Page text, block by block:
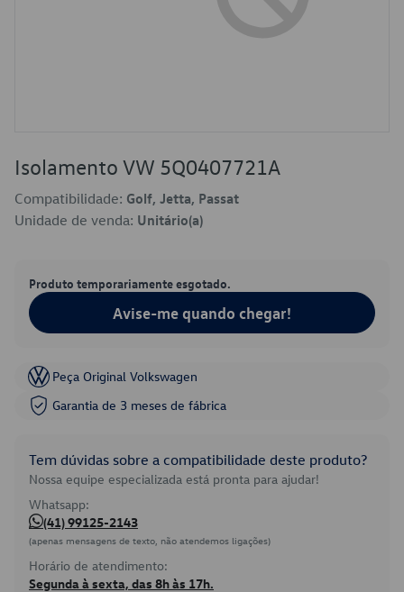
Isolamento VW 5Q0407721A
Compatibilidade: Golf, Jetta, Passat
Unidade de venda: Unitário(a)
Produto temporariamente esgotado.
Avise-me quando chegar!
Peça Original Volkswagen
Garantia de 3 meses de fábrica
Tem dúvidas sobre a compatibilidade deste produto?
Nossa equipe especializada está pronta para ajudar!
Whatsapp:
(41) 99125-2143
(apenas mensagens de texto, não atendemos ligações)
Horário de atendimento:
Segunda à sexta, das 8h às 17h.